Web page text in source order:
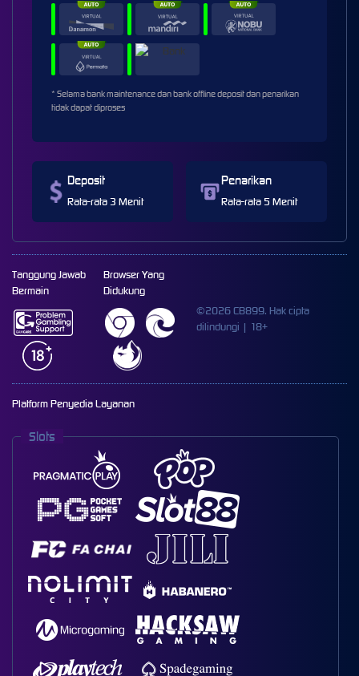
* Selama bank maintenance dan bank offline deposit dan penarikan
tidak dapat diproses
Deposit
Rata-rata 3 Menit
Penarikan
Rata-rata 5 Menit
Tanggung Jawab
Bermain
Browser Yang
Didukung
©2026 CB899. Hak cipta
dilindungi | 18+
Platform Penyedia Layanan
Slots